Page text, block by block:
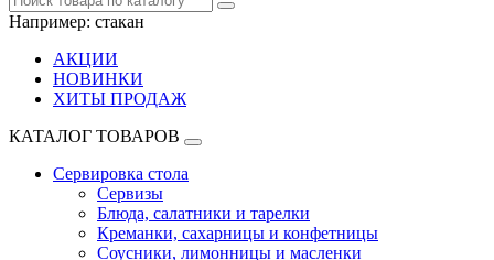
Например: стакан
АКЦИИ
НОВИНКИ
ХИТЫ ПРОДАЖ
КАТАЛОГ ТОВАРОВ
Сервировка стола
Сервизы
Блюда, салатники и тарелки
Креманки, сахарницы и конфетницы
Соусники, лимонницы и масленки